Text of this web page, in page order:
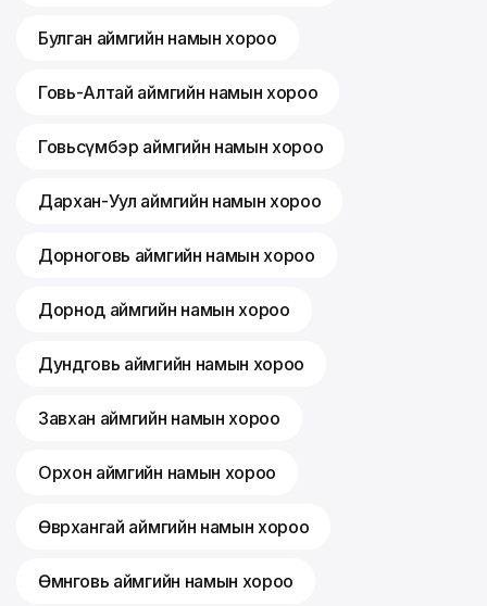
Булган аймгийн намын хороо
Говь-Алтай аймгийн намын хороо
Говьсүмбэр аймгийн намын хороо
Дархан-Уул аймгийн намын хороо
Дорноговь аймгийн намын хороо
Дорнод аймгийн намын хороо
Дундговь аймгийн намын хороо
Завхан аймгийн намын хороо
Орхон аймгийн намын хороо
Өвөрхангай аймгийн намын хороо
Өмнөговь аймгийн намын хороо